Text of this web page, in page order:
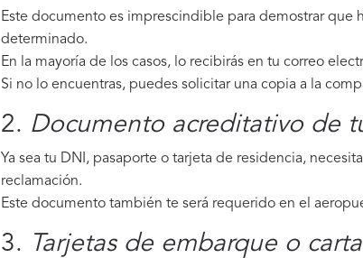
Este documento es imprescindible para demostrar que
determinado.
En la mayoría de los casos, lo recibirás en tu correo
Si no lo encuentras, puedes solicitar una copia a la
2. Documento acreditativo de
Ya sea tu DNI, pasaporte o tarjeta de residencia,
reclamación.
Este documento también te será requerido en el
3. Tarjetas de embarque o